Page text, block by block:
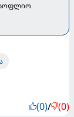
(0)/ (0)